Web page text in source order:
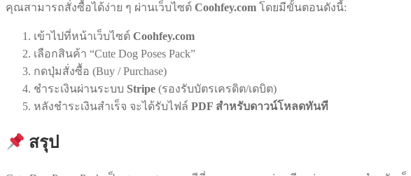
คุณสามารถสั่งซื้อได้ง่าย ๆ ผ่านเว็บไซต์ Coohfey.com โดยมีขั้นตอนดังนี้:
เข้าไปที่หน้าเว็บไซต์ Coohfey.com
เลือกสินค้า “Cute Dog Poses Pack”
กดปุ่มสั่งซื้อ (Buy / Purchase)
ชำระเงินผ่านระบบ Stripe (รองรับบัตรเครดิต/เดบิต)
หลังชำระเงินสำเร็จ จะได้รับไฟล์ PDF สำหรับดาวน์โหลดทันที
สรุป